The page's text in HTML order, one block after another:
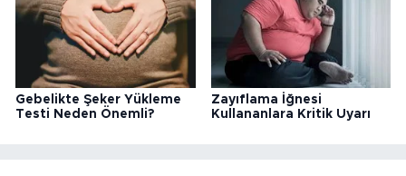
Gebelikte Şeker Yükleme
Testi Neden Önemli?
Zayıflama İğnesi
Kullananlara Kritik Uyarı